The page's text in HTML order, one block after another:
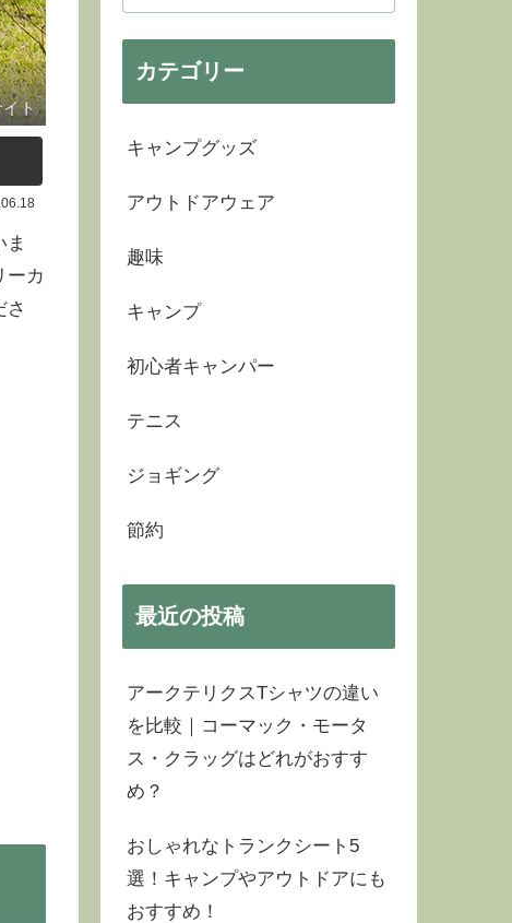
ト
ーカ
さ
カテゴリー
キャンプグッズ
アウトドアウェア
趣味
キャンプ
初心者キャンパー
テニス
ジョギング
節約
最近の投稿
アークテリクスTシャツの違い
を比較｜コーマック・モータ
ス・クラッグはどれがおすす
め？
おしゃれなトランクシート5
選！キャンプやアウトドアにも
おすすめ！